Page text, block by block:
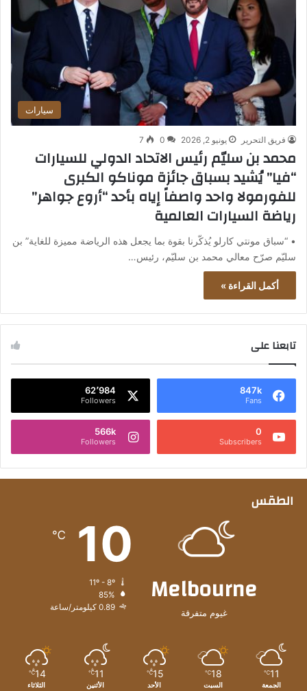
سيارات
فريق التحرير يونيو 2, 2026 0
7
محمد بن سليّم رئيس الاتحاد الدولي للسيارات
“فيا” يُشيد بسباق جائزة موناكو الكبرى
للفورمولا واحد واصفاً إياه بأحد “أروع جواهر”
رياضة السيارات العالمية
• “سباق مونتي كارلو يُذكّرنا بقوة بما يجعل هذه الرياضة مميزة للغاية” بن
سليّم صرّح معالي محمد بن سليّم، رئيس…
أكمل القراءة »
تابعنا على
847k
Fans
62٬984
Followers
0
Subscribers
566k
Followers
الطقس
Melbourne
غيوم متفرقة
10
℃
85%
0.89 كيلومتر/ساعة
11
℃
الجمعة
18
℃
السبت
15
℃
الأحد
11
℃
الأثنين
14
℃
الثلاثاء